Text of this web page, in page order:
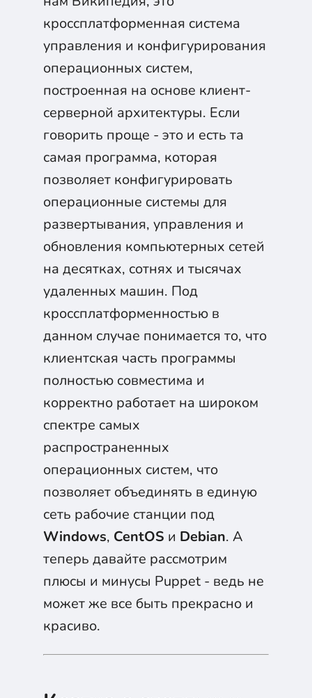
кроссплатформенная система
управления и конфигурирования
операционных систем,
построенная на основе клиент-
серверной архитектуры. Если
говорить проще - это и есть та
самая программа, которая
позволяет конфигурировать
операционные системы для
развертывания, управления и
обновления компьютерных сетей
на десятках, сотнях и тысячах
удаленных машин. Под
кроссплатформенностью в
данном случае понимается то, что
клиентская часть программы
полностью совместима и
корректно работает на широком
спектре самых
распространенных
операционных систем, что
позволяет объединять в единую
сеть рабочие станции под
Windows, CentOS и Debian. А
теперь давайте рассмотрим
плюсы и минусы Puppet - ведь не
может же все быть прекрасно и
красиво.